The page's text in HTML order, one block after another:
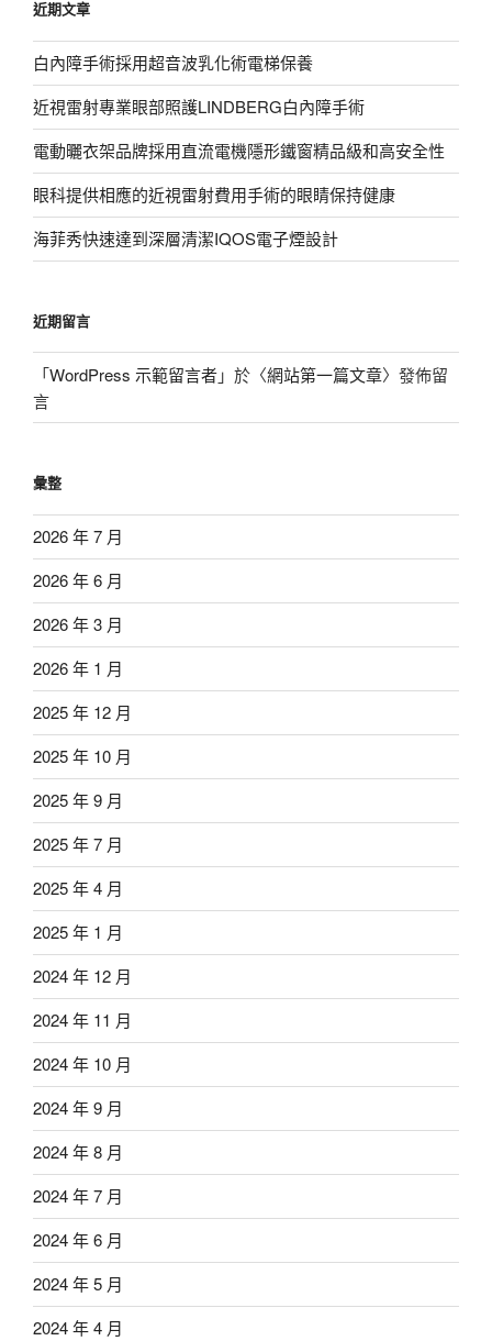
字:
近期文章
白內障手術採用超音波乳化術電梯保養
近視雷射專業眼部照護LINDBERG白內障手術
電動曬衣架品牌採用直流電機隱形鐵窗精品級和高安全性
眼科提供相應的近視雷射費用手術的眼睛保持健康
海菲秀快速達到深層清潔IQOS電子煙設計
近期留言
「WordPress 示範留言者」於〈網站第一篇文章〉發佈留
言
彙整
2026 年 7 月
2026 年 6 月
2026 年 3 月
2026 年 1 月
2025 年 12 月
2025 年 10 月
2025 年 9 月
2025 年 7 月
2025 年 4 月
2025 年 1 月
2024 年 12 月
2024 年 11 月
2024 年 10 月
2024 年 9 月
2024 年 8 月
2024 年 7 月
2024 年 6 月
2024 年 5 月
2024 年 4 月